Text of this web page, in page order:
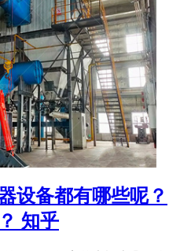
设备都有哪些呢？
知乎